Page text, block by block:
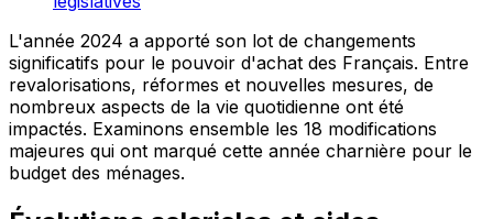
L'année 2024 a apporté son lot de changements
significatifs pour le pouvoir d'achat des Français. Entre
revalorisations, réformes et nouvelles mesures, de
nombreux aspects de la vie quotidienne ont été
impactés. Examinons ensemble les 18 modifications
majeures qui ont marqué cette année charnière pour le
budget des ménages.